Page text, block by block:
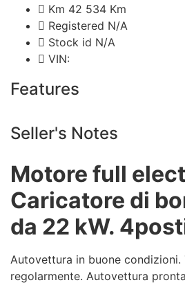
Km 42 534 Km
Registered N/A
Stock id N/A
VIN:
Features
Seller's Notes
Motore full
Caricatore di
da 22 kW.
Autovettura in buone condizioni.
regolarmente. Autovettura